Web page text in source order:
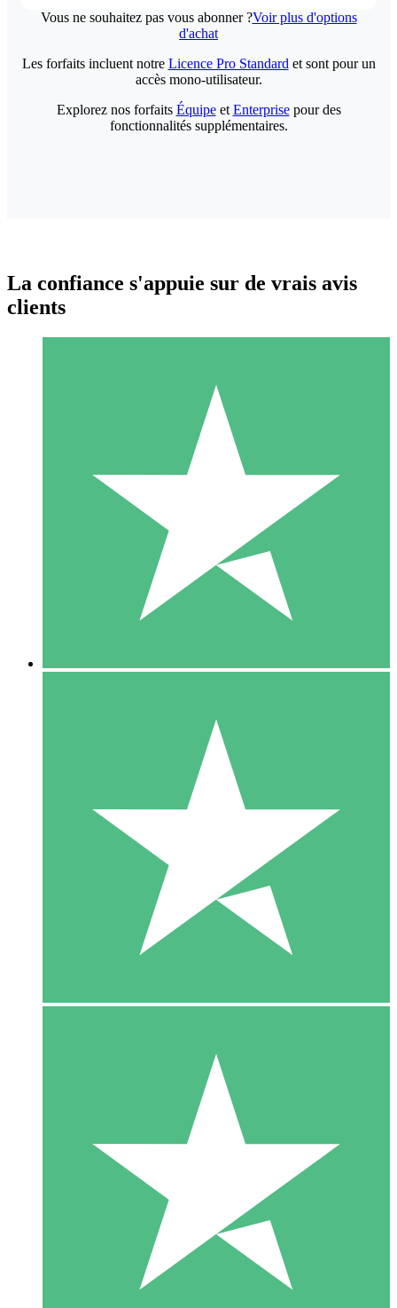
Vous ne souhaitez pas vous abonner ?Voir plus d'options
d'achat
Packs de Crédits Individuels
Payez à l'utilisation avec des crédits de téléchargement. Sans
1 Téléchargement
10 00
10 Téléchargements
20 00
Les forfaits incluent notre Licence Pro Standard et sont pour un
accès mono-utilisateur.
Explorez nos forfaits Équipeet Enterprisepour des
fonctionnalités supplémentaires.
La confiance s'appuie sur de vrais avis
clients